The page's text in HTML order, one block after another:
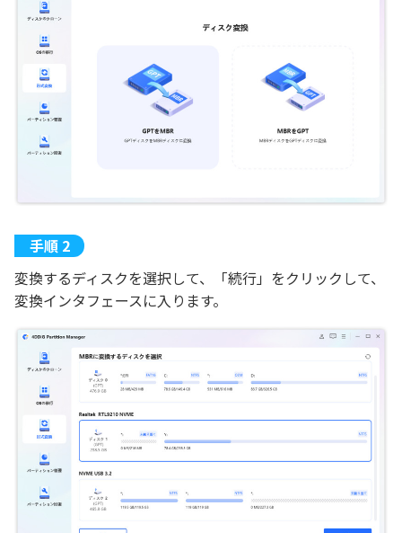
変換するディスクを選択して、「続行」をクリックして、
変換インタフェースに入ります。